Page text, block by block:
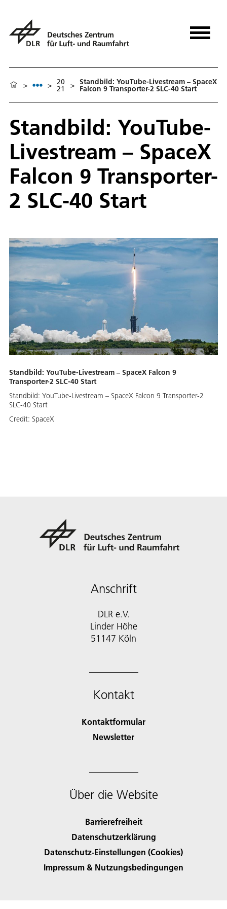
> > 20
21 > Standbild: YouTube-Livestream – SpaceX
Falcon 9 Transporter-2 SLC-40 Start
Standbild: YouTube-
Livestream – SpaceX
Falcon 9 Transporter-
2 SLC-40 Start
Standbild: YouTube-Livestream – SpaceX Falcon 9
Transporter-2 SLC-40 Start
Standbild: YouTube-Livestream – SpaceX Falcon 9 Transporter-2
SLC-40 Start
Credit: SpaceX
Anschrift
DLR e.V.
Linder Höhe
51147 Köln
Kontakt
Kontaktformular
Newsletter
Über die Website
Barrierefreiheit
Datenschutzerklärung
Datenschutz-Einstellungen (Cookies)
Impressum & Nutzungsbedingungen